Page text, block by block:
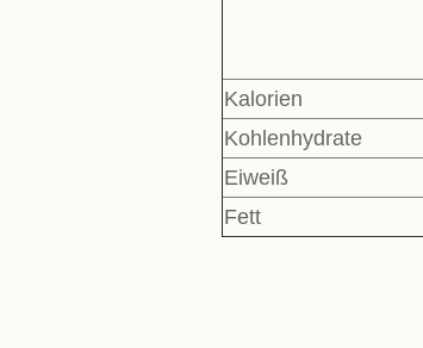
Kalorien
Kohlenhydrate
Eiweiß
Fett